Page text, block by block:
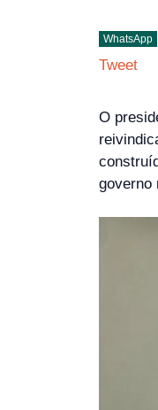
WhatsApp
Tweet
O
governo